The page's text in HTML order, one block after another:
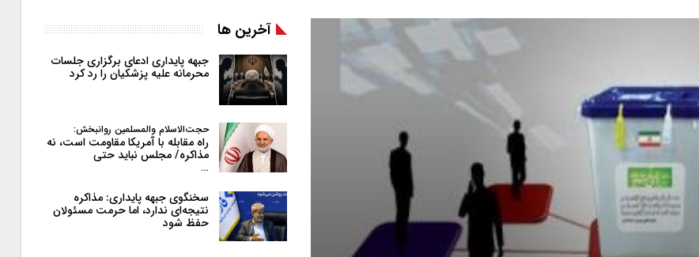
آخرین ها
جبهه پایداری ادعای برگزاری جلسات
محرمانه علیه پزشکیان را رد کرد
حجت‌الاسلام والمسلمین روانبخش:
راه مقابله با آمریکا مقاومت است، نه
مذاکره/ مجلس نباید حتی
…
سخنگوی جبهه پایداری: مذاکره
نتیجه‌ای ندارد، اما حرمت مسئولان
حفظ شود